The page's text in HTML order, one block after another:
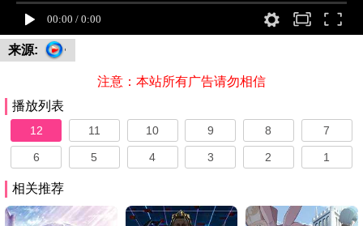
来源:
注意：本站所有广告请勿相信
播放列表
12 11 10 9 8 7
6 5 4 3 2 1
相关推荐